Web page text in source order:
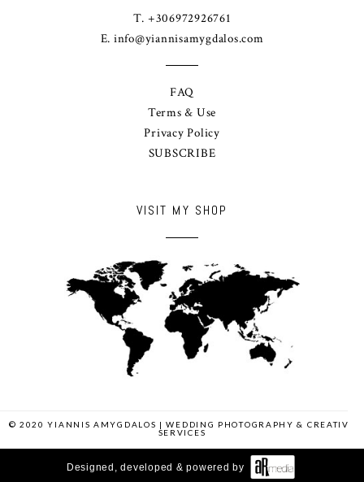
VISIT MY SHOP
T. +306972926761
E. info@yiannisamygdalos.com
FAQ
Terms & Use
Privacy Policy
SUBSCRIBE
© 2020 YIANNIS AMYGDALOS | WEDDING PHOTOGRAPHY & CREATIVE
SERVICES
Designed, developed & powered by